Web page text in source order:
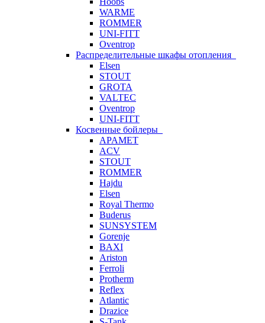
WARME
ROMMER
UNI-FITT
Oventrop
Распределительные шкафы отопления
Elsen
STOUT
GROTA
VALTEC
Oventrop
UNI-FITT
Косвенные бойлеры
APAMET
ACV
STOUT
ROMMER
Hajdu
Elsen
Royal Thermo
Buderus
SUNSYSTEM
Gorenje
BAXI
Ariston
Ferroli
Protherm
Reflex
Atlantic
Drazice